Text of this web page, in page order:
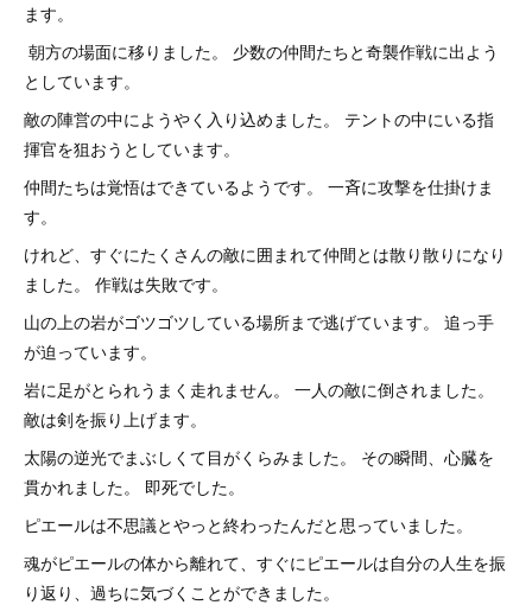
ます。
朝方の場面に移りました。 少数の仲間たちと奇襲作戦に出よう
としています。
敵の陣営の中にようやく入り込めました。 テントの中にいる指
揮官を狙おうとしています。
仲間たちは覚悟はできているようです。 一斉に攻撃を仕掛けま
す。
けれど、すぐにたくさんの敵に囲まれて仲間とは散り散りになり
ました。 作戦は失敗です。
山の上の岩がゴツゴツしている場所まで逃げています。 追っ手
が迫っています。
岩に足がとられうまく走れません。 一人の敵に倒されました。
敵は剣を振り上げます。
太陽の逆光でまぶしくて目がくらみました。 その瞬間、心臓を
貫かれました。 即死でした。
ピエールは不思議とやっと終わったんだと思っていました。
魂がピエールの体から離れて、すぐにピエールは自分の人生を振
り返り、過ちに気づくことができました。